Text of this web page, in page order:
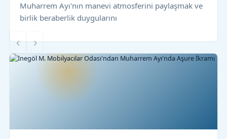
Muharrem Ayı'nın manevi atmosferini paylaşmak ve
birlik beraberlik duygularını
‹ ›